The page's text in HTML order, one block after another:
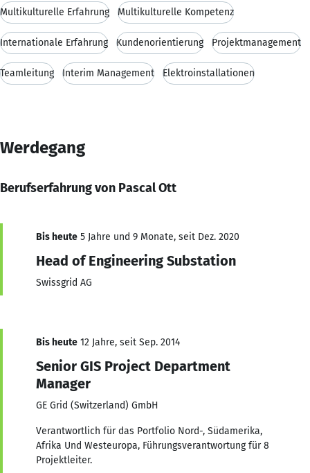
Multikulturelle Erfahrung Multikulturelle Kompetenz
Internationale Erfahrung Kundenorientierung Projektmanagement
Teamleitung Interim Management Elektroinstallationen
Werdegang
Berufserfahrung von Pascal Ott
Bis heute 5 Jahre und 9 Monate, seit Dez. 2020
Head of Engineering Substation
Swissgrid AG
Bis heute 12 Jahre, seit Sep. 2014
Senior GIS Project Department
Manager
GE Grid (Switzerland) GmbH
Verantwortlich für das Portfolio Nord-, Südamerika,
Afrika Und Westeuropa, Führungsverantwortung für 8
Projektleiter.